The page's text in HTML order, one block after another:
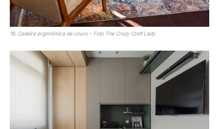
19. Cadeira ergonômica de couro – Foto The Crazy Creft Lady